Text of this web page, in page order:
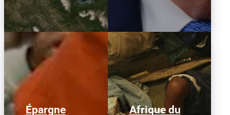
Épargne
Afrique du